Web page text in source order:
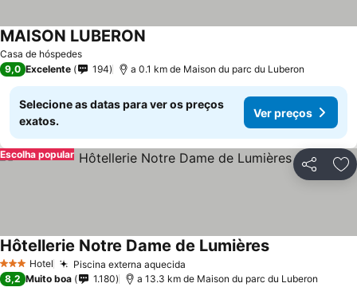
Casa de hóspedes
MAISON LUBERON
9,0 Excelente 194 a 0.1 km de Maison du parc du Luberon
Selecione as datas para ver os preços
exatos.
Ver preços
Partilhar
Escolha popular
3 EstrelasHotel Piscina externa aquecida
Hôtellerie Notre Dame de Lumières
8,2 Muito boa 1.180 a 13.3 km de Maison du parc du Luberon